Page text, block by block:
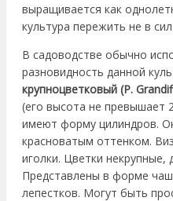
выращивается как
культура пережить не в
В садоводстве обычно
разновидность данной
крупноцветковый (P.
(его высота не превышает
имеют форму цилиндров.
красноватым оттенком.
иголки. Цветки
Представлены в форме
лепестков. Могут быть